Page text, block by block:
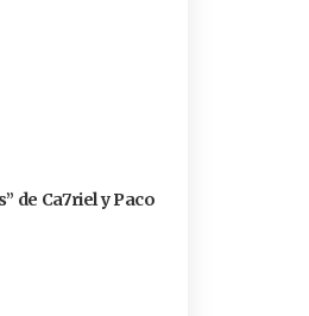
de Ca7riel y Paco